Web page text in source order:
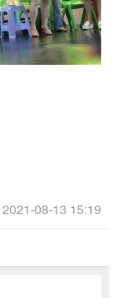
2021-08-13 15:19